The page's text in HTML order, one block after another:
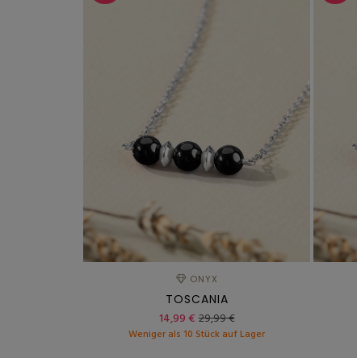
ONYX
TOSCANIA
14,99 €29,99 €
Weniger als 10 Stück auf Lager